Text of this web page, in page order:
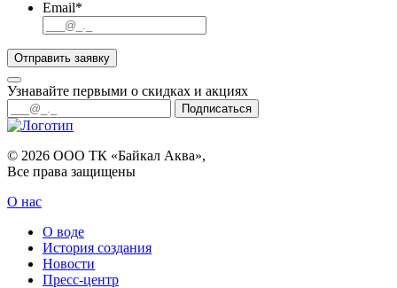
Email*
Отправить заявку
Узнавайте первыми о скидках и акциях
Подписаться
© 2026 ООО ТК «Байкал Аква»,
Все права защищены
О нас
О воде
История создания
Новости
Пресс-центр